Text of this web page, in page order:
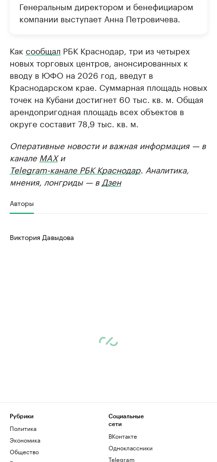
Генеральным директором и бенефициаром
компании выступает Анна Петровичева.
Как сообщал РБК Краснодар, три из четырех
новых торговых центров, анонсированных к
вводу в ЮФО на 2026 год, введут в
Краснодарском крае. Суммарная площадь новых
точек на Кубани достигнет 60 тыс. кв. м. Общая
арендопригодная площадь всех объектов в
округе составит 78,9 тыс. кв. м.
Оперативные новости и важная информация — в
канале MAXи
Telegram-канале РБК Краснодар. Аналитика,
мнения, лонгриды — в Дзен
Авторы
Виктория Давыдова
Рубрики
Политика
Экономика
Общество
Социальные
сети
ВКонтакте
Одноклассники
Telegram